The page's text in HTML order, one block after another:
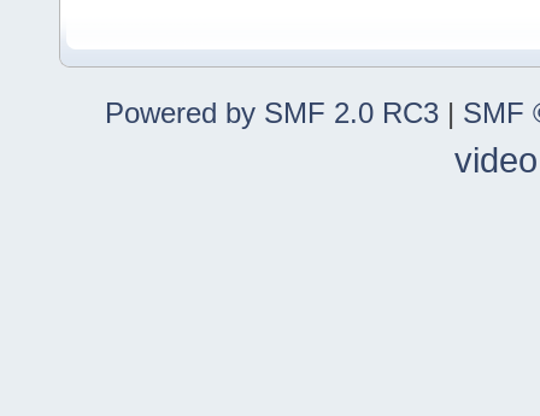
Powered by SMF 2.0 RC3 | SMF